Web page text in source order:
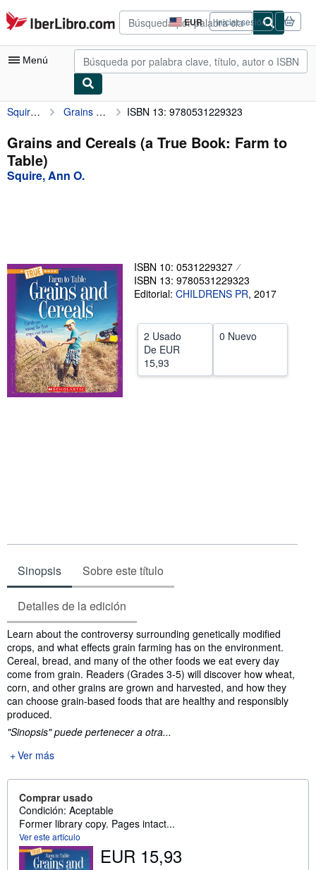
Pasar al contenido principal
IberLibro.com EUR
Preferencias
de
compra
del
Iniciar sesión
Menú
Mi cuenta
Consultar mis pedidos
Búsqueda avanzada
Vendedores
Comenzar a vender
Ayuda
CERRAR
Squire, Ann O. Grains and Cereals (a True Book: Farm to Table) ISBN 13: 9780531229323
Grains and Cereals (a True Book: Farm to
Table)
Squire, Ann O.
ISBN 10: 0531229327
ISBN 13: 9780531229323
Editorial: CHILDRENS PR, 2017
2 Usado
De EUR
15,93
0 Nuevo
Sinopsis Sobre este título
Detalles de la edición
Sinopsis
Learn about the controversy surrounding genetically modified
crops, and what effects grain farming has on the environment.
Cereal, bread, and many of the other foods we eat every day
come from grain. Readers (Grades 3-5) will discover how wheat,
corn, and other grains are grown and harvested, and how they
can choose grain-based foods that are healthy and responsibly
produced.
"Sinopsis" puede pertenecer a otra...
Ver más
Comprar usado
Condición: Aceptable
Former library copy. Pages intact...
Ver este artículo
EUR 15,93